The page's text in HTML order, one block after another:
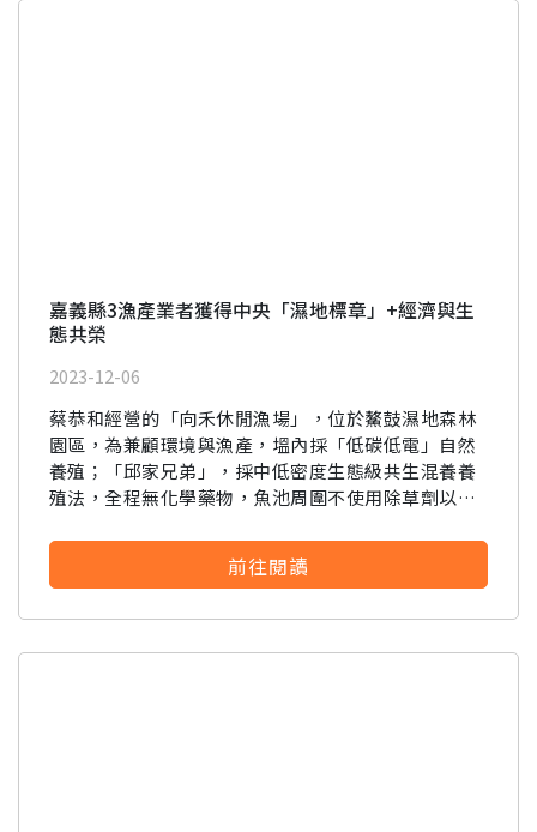
嘉義縣3漁產業者獲得中央「濕地標章」+經濟與生
態共榮
2023-12-06
蔡恭和經營的「向禾休閒漁場」，位於鰲鼓濕地森林
園區，為兼顧環境與漁產，塭內採「低碳低電」自然
養殖；「邱家兄弟」，採中低密度生態級共生混養養
殖法，全程無化學藥物，魚池周圍不使用除草劑以確
前往閱讀